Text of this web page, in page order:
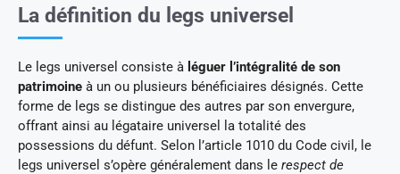
La définition du legs universel
Le legs universel consiste à léguer l’intégralité de son
patrimoine à un ou plusieurs bénéficiaires désignés. Cette
forme de legs se distingue des autres par son envergure,
offrant ainsi au légataire universel la totalité des
possessions du défunt. Selon l’article 1010 du Code civil, le
legs universel s’opère généralement dans le respect de